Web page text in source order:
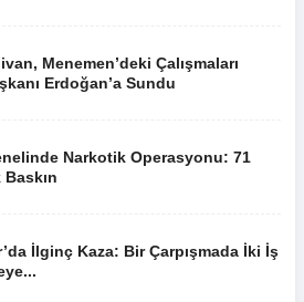
Menemen’deki Çalışmaları
Erdoğan’a Sundu
Narkotik Operasyonu: 71
İlginç Kaza: Bir Çarpışmada İki İş